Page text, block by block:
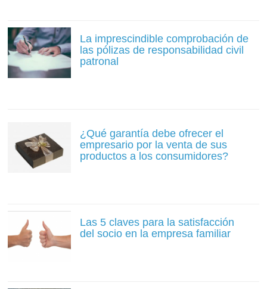
La imprescindible comprobación de
las pólizas de responsabilidad civil
patronal
¿Qué garantía debe ofrecer el
empresario por la venta de sus
productos a los consumidores?
Las 5 claves para la satisfacción
del socio en la empresa familiar